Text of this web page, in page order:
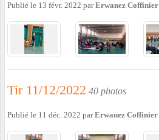
Publié le 13 févr. 2022 parErwanez Coffinier
Tir 11/12/2022 40 photos
Publié le 11 déc. 2022 parErwanez Coffinier